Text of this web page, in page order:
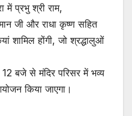
में प्रभु श्री राम,
जी और राधा कृष्ण सहित
शामिल होंगी, जो श्रद्धालुओं
बजे से मंदिर परिसर में भव्य
किया जाएगा।